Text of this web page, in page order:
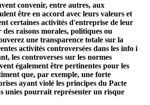
convenir, entre autres, aux
être en accord avec leurs valeurs et
certaines activités d'entreprise de leur
des raisons morales, politiques ou
une transparence totale sur la
activités controversées dans les info i
les controverses sur les normes
également être pertinentes pour les
que, par exemple, une forte
ayant violé les principes du Pacte
unies pourrait représenter un risque